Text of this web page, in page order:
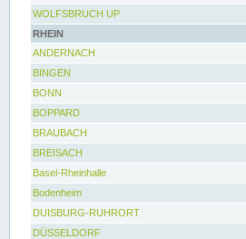
WOLFSBRUCH UP
RHEIN
ANDERNACH
BINGEN
BONN
BOPPARD
BRAUBACH
BREISACH
Basel-Rheinhalle
Bodenheim
DUISBURG-RUHRORT
DÜSSELDORF